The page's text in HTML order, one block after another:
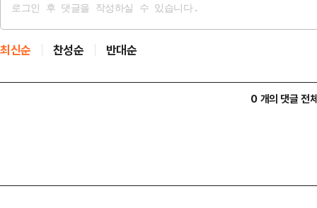
최신순 찬성순 반대순
0 개의 댓글 전